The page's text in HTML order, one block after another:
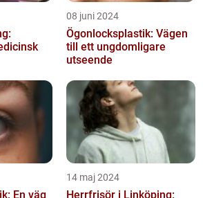
08 juni 2024
Ögonlocksplastik: Vägen
till ett ungdomligare
utseende
En väg
14 maj 2024
Herrfrisör i Linköping: